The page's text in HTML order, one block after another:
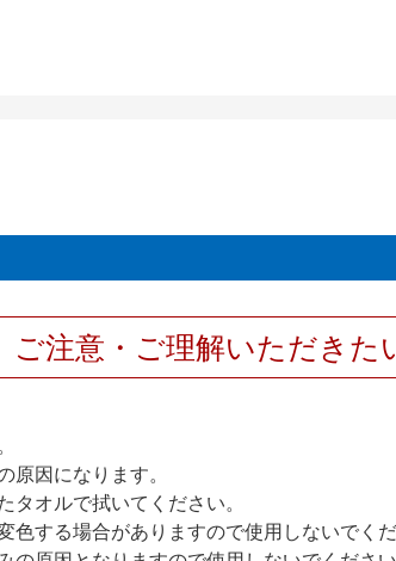
ご注意・ご理解いただきた
因になります。
オルで拭いてください。
する場合がありますので使用しないでく